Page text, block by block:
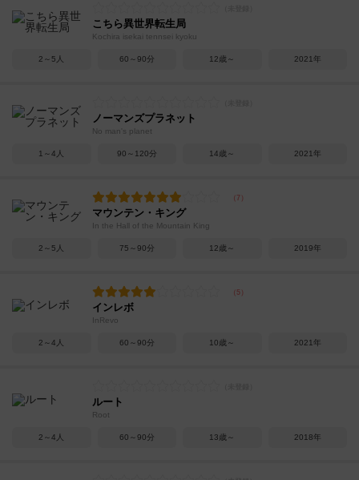
こちら異世界転生局
Kochira isekai tennsei kyoku
2～5人 60～90分 12歳～ 2021年
ノーマンズプラネット
No man's planet
1～4人 90～120分 14歳～ 2021年
マウンテン・キング
In the Hall of the Mountain King
2～5人 75～90分 12歳～ 2019年
インレボ
InRevo
2～4人 60～90分 10歳～ 2021年
ルート
Root
2～4人 60～90分 13歳～ 2018年